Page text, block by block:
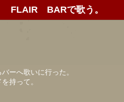
FLAIR BARで歌う。
ーへ歌いに行った。
持って。